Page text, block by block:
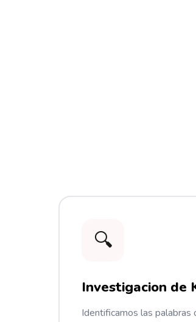
🔍
Investigacion de
Identificamos las palabras